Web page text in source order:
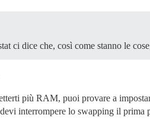
ci dice che, così come stanno le
più RAM, puoi provare a
interrompere lo swapping il prima